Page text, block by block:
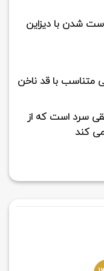
ست شدن با دیزاین
متناسب با قد ناخن
سرد است که از
کند